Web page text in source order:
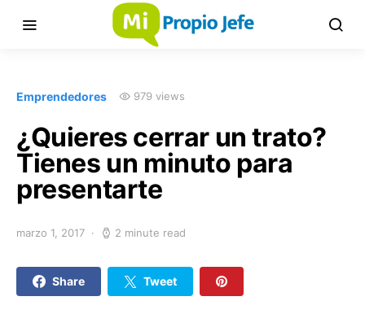
Emprendedores 979 views
¿Quieres cerrar un trato?
Tienes un minuto para
presentarte
marzo 1, 2017 2 minute read
Share Tweet